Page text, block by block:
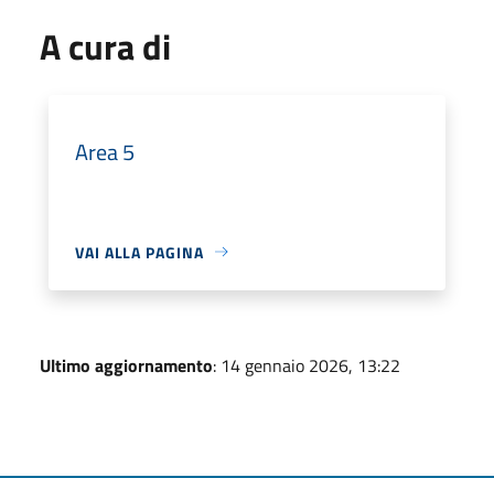
A cura di
Area 5
VAI ALLA PAGINA
Ultimo aggiornamento: 14 gennaio 2026, 13:22